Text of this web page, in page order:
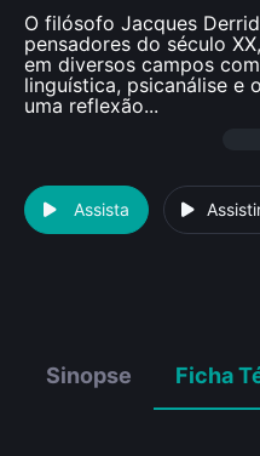
O filósofo Jacques
pensadores do século
em diversos campos
linguística, psicanálise e
uma reflexão...
Assista
Sinopse Ficha